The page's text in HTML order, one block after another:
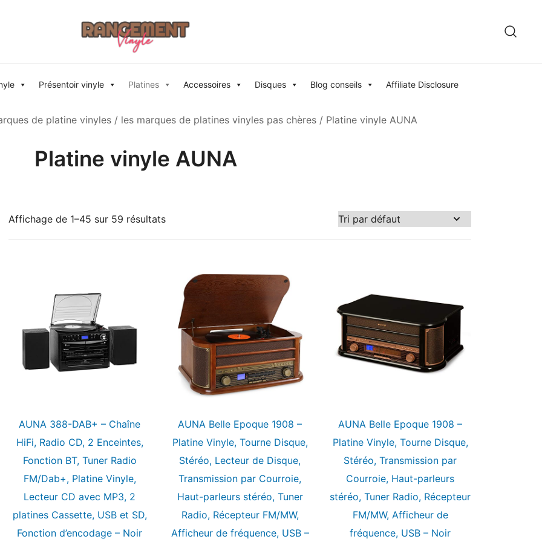
Présentoir vinyle Platines Accessoires Disques Blog conseils Affiliate Disclosure
de platine vinyles / les marques de platines vinyles pas chères / Platine vinyle AUNA
Platine vinyle AUNA
8 € 759 €
Affichage de 1–45 sur 59 résultats
AUNA 388-DAB+ – Chaîne
HiFi, Radio CD, 2 Enceintes,
Fonction BT, Tuner Radio
FM/Dab+, Platine Vinyle,
Lecteur CD avec MP3, 2
platines Cassette, USB et SD,
Fonction d’encodage – Noir
AUNA Belle Epoque 1908 –
Platine Vinyle, Tourne Disque,
Stéréo, Lecteur de Disque,
Transmission par Courroie,
Haut-parleurs stéréo, Tuner
Radio, Récepteur FM/MW,
Afficheur de fréquence, USB –
AUNA Belle Epoque 1908 –
Platine Vinyle, Tourne Disque,
Stéréo, Transmission par
Courroie, Haut-parleurs
stéréo, Tuner Radio, Récepteur
FM/MW, Afficheur de
fréquence, USB – Noir